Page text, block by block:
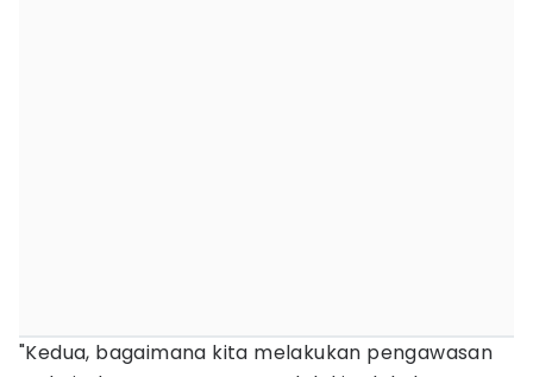
"Kedua, bagaimana kita melakukan pengawasan